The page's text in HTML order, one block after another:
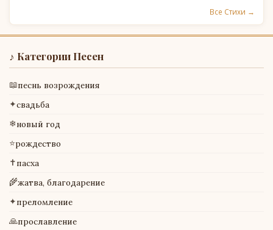
Все Стихи →
♪ Категории Песен
📖песнь возрождения
✦свадьба
❄новый год
⭐рождество
✝пасха
🌾жатва, благодарение
✦преломление
🙏прославление